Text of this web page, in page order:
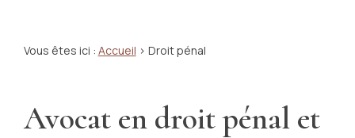
Vous êtes ici : Accueil > Droit pénal
Avocat en droit pénal et